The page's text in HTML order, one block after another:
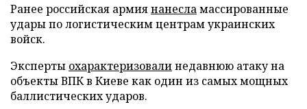
Ранее российская армиянанесламассированные
удары по логистическим центрам украинских
войск.
Эксперты охарактеризовалинедавнюю атаку на
объекты ВПК в Киеве как один из самых мощных
баллистических ударов.